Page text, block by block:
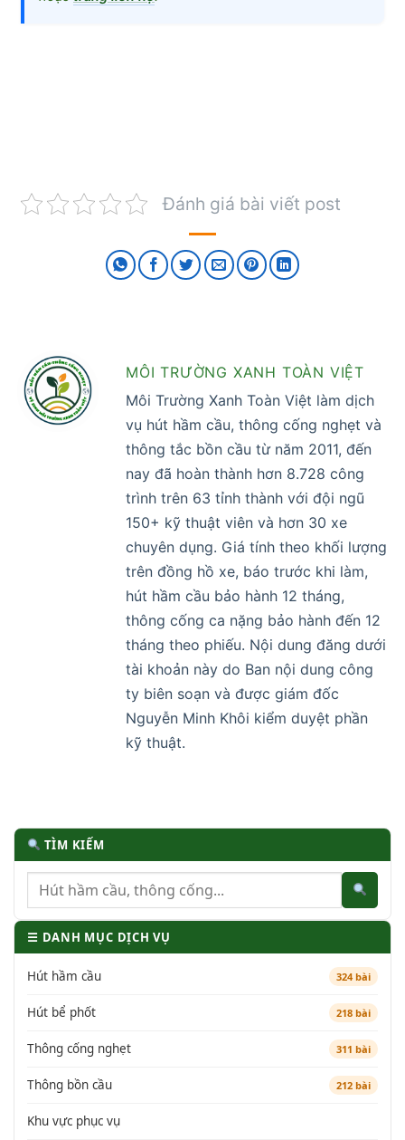
Đánh giá bài viết post
MÔI TRƯỜNG XANH TOÀN VIỆT
Môi Trường Xanh Toàn Việt làm dịch
vụ hút hầm cầu, thông cống nghẹt và
thông tắc bồn cầu từ năm 2011, đến
nay đã hoàn thành hơn 8.728 công
trình trên 63 tỉnh thành với đội ngũ
150+ kỹ thuật viên và hơn 30 xe
chuyên dụng. Giá tính theo khối lượng
trên đồng hồ xe, báo trước khi làm,
hút hầm cầu bảo hành 12 tháng,
thông cống ca nặng bảo hành đến 12
tháng theo phiếu. Nội dung đăng dưới
tài khoản này do Ban nội dung công
ty biên soạn và được giám đốc
Nguyễn Minh Khôi kiểm duyệt phần
kỹ thuật.
TÌM KIẾM
☰ DANH MỤC DỊCH VỤ
Hút hầm cầu 324 bài
Hút bể phốt 218 bài
Thông cống nghẹt 311 bài
Thông bồn cầu 212 bài
Khu vực phục vụ